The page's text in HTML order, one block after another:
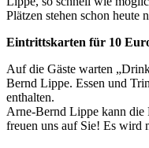
Plätzen stehen schon heute
Eintrittskarten für 10
Auf die Gäste warten
Bernd Lippe. Essen und
enthalten.
Arne-Bernd Lippe kann die
freuen uns auf Sie! Es wird